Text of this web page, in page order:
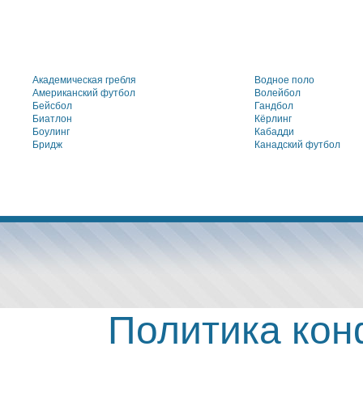
Академическая гребля
Американский футбол
Бейсбол
Биатлон
Боулинг
Бридж
Водное поло
Волейбол
Гандбол
Кёрлинг
Кабадди
Канадский футбол
Политика